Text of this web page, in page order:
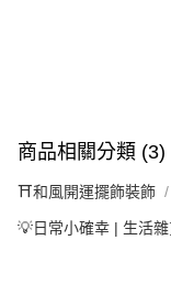
商品相關分類 (3)
⛩️和風開運擺飾裝飾
💡日常小確幸 | 生活雜